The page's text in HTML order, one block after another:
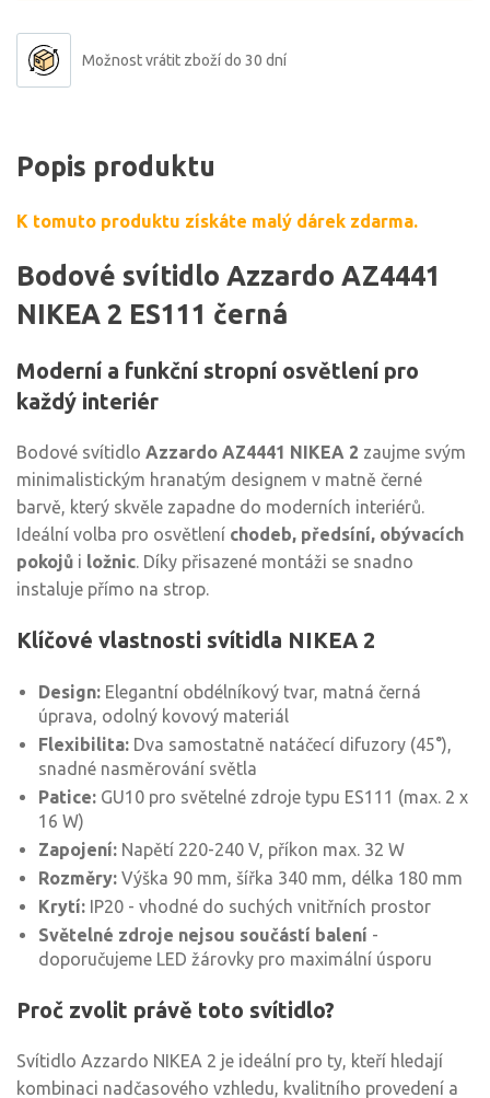
Možnost vrátit zboží do 30 dní
Popis produktu
K tomuto produktu získáte malý dárek zdarma.
Bodové svítidlo Azzardo AZ4441
NIKEA 2 ES111 černá
Moderní a funkční stropní osvětlení pro
každý interiér
Bodové svítidlo Azzardo AZ4441 NIKEA 2 zaujme svým
minimalistickým hranatým designem v matně černé
barvě, který skvěle zapadne do moderních interiérů.
Ideální volba pro osvětlení chodeb, předsíní, obývacích
pokojů i ložnic. Díky přisazené montáži se snadno
instaluje přímo na strop.
Klíčové vlastnosti svítidla NIKEA 2
Design: Elegantní obdélníkový tvar, matná černá
úprava, odolný kovový materiál
Flexibilita: Dva samostatně natáčecí difuzory (45°),
snadné nasměrování světla
Patice: GU10 pro světelné zdroje typu ES111 (max. 2 x
16 W)
Zapojení: Napětí 220-240 V, příkon max. 32 W
Rozměry: Výška 90 mm, šířka 340 mm, délka 180 mm
Krytí: IP20 - vhodné do suchých vnitřních prostor
Světelné zdroje nejsou součástí balení -
doporučujeme LED žárovky pro maximální úsporu
Proč zvolit právě toto svítidlo?
Svítidlo Azzardo NIKEA 2 je ideální pro ty, kteří hledají
kombinaci nadčasového vzhledu, kvalitního provedení a